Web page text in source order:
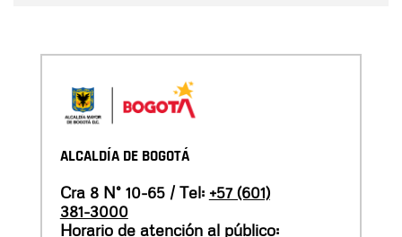
ALCALDÍA DE BOGOTÁ
Cra 8 N° 10-65 / Tel: +57 (601)
381-3000
Horario de atención al público: